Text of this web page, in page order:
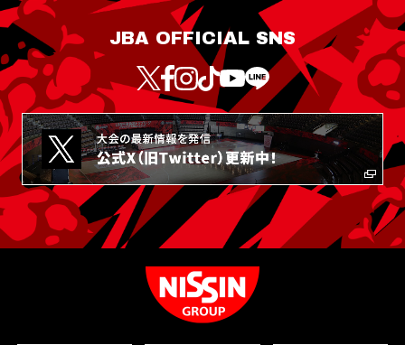
JBA OFFICIAL SNS